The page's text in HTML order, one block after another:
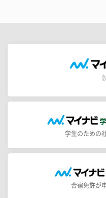
学生のための
合宿免許が